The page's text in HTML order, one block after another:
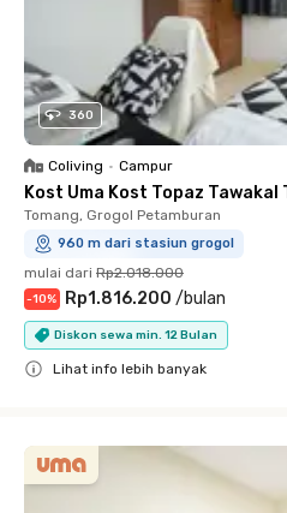
360
Coliving • Campur
Kost Uma Kost Topaz Tawakal
Tomang, Grogol Petamburan
960 m dari stasiun grogol
mulai dari Rp2.018.000
-10% Rp1.816.200 /bulan
Diskon sewa min. 12 Bulan
Lihat info lebih banyak